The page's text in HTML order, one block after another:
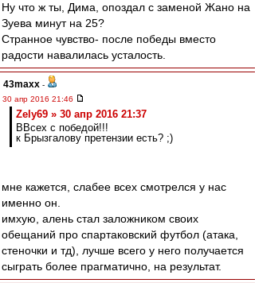
Ну что ж ты, Дима, опоздал с заменой Жано на
Зуева минут на 25?
Странное чувство- после победы вместо
радости навалилась усталость.
43maxx -
30 апр 2016 21:46
Zely69 » 30 апр 2016 21:37
ВВсех с победой!!!
к Брызгалову претензии есть? ;)
мне кажется, слабее всех смотрелся у нас
именно он.
имхую, алень стал заложником своих
обещаний про спартаковский футбол (атака,
стеночки и тд), лучше всего у него получается
сыграть более прагматично, на результат.